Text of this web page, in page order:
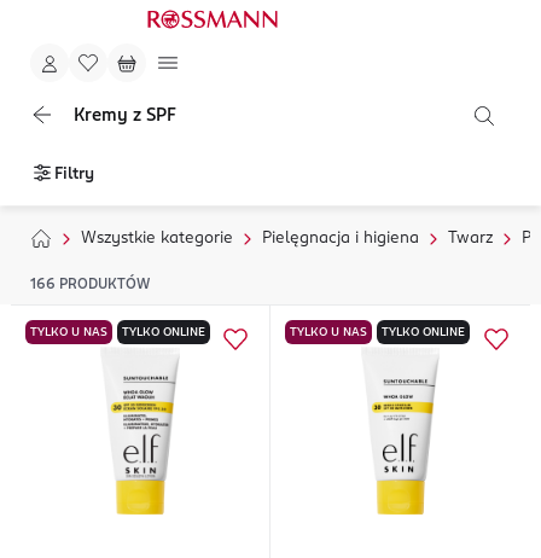
Kremy z SPF
Filtry
Wszystkie kategorie Pielęgnacja i higiena Twarz
166 PRODUKTÓW
TYLKO U NAS TYLKO ONLINE TYLKO U NAS TYLKO ONLINE